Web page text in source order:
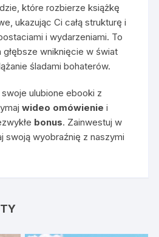
które rozbierze książkę
ukazując Ci całą strukturę i
i wydarzeniami. To
głębsze wniknięcie w świat
śladami bohaterów.
ulubione ebooki z
wideo omówienie i
bonus. Zainwestuj w
swoją wyobraźnię z naszymi